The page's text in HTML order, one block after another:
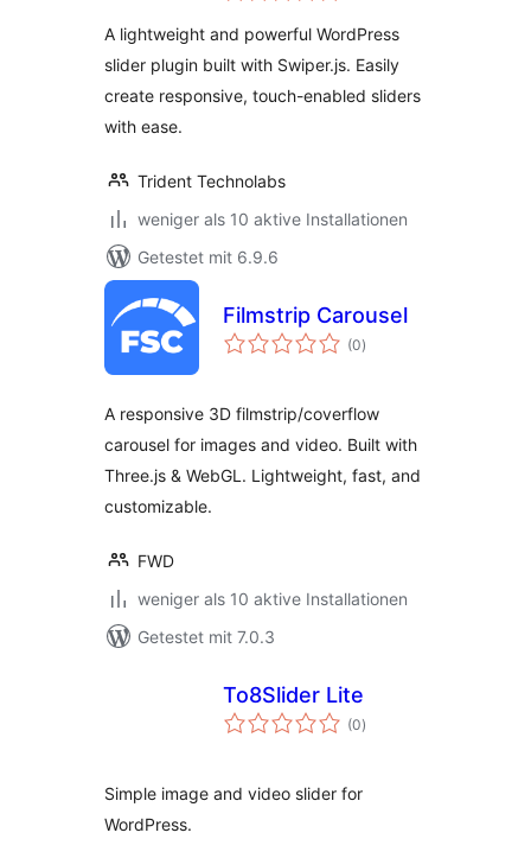
Content Slider With
Animations
A lightweight and powerful WordPress
slider plugin built with Swiper.js. Easily
create responsive, touch-enabled sliders
with ease.
Trident Technolabs
weniger als 10 aktive Installationen
Getestet mit 6.9.6
Filmstrip Carousel
(0Bewertungen
insgesamt
)
A responsive 3D filmstrip/coverflow
carousel for images and video. Built with
Three.js & WebGL. Lightweight, fast, and
customizable.
FWD
weniger als 10 aktive Installationen
Getestet mit 7.0.3
To8Slider Lite
(0Bewertungen
insgesamt
)
Simple image and video slider for
WordPress.